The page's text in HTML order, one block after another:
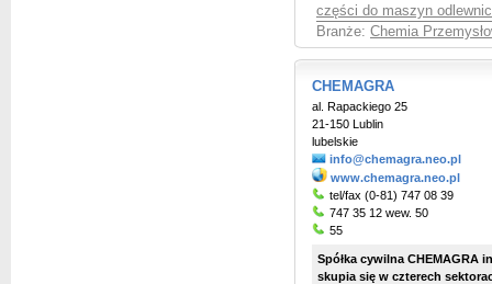
części do maszyn
Branże: Chemia
CHEMAGRA
al. Rapackiego 25
21-150 Lublin
lubelskie
info@chemagra.neo.pl
www.chemagra.neo.pl
tel/fax (0-81) 747 08 39
747 35 12 wew. 50
55
Spółka cywilna CHEMAGRA
skupia się w czterech